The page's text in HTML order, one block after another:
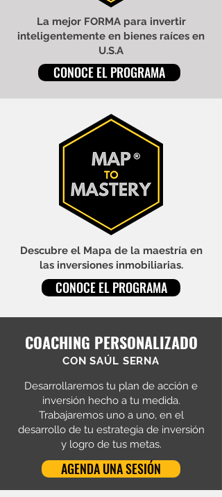
La mejor FORMA para invertir
inteligentemente en bienes raíces en
U.S.A
CONOCE EL PROGRAMA
Descubre el Mapa de la maestría en
las inversiones inmobiliarias.
CONOCE EL PROGRAMA
COACHING PERSONALIZADO
CON SAÚL SERNA
Desarrollaremos tu plan de acción e
inversión hecho a tu medida.
Trabajaremos uno a uno, en el
desarrollo de tu estrategia de inversión
y logro de tus metas.
AGENDA UNA SESIÓN